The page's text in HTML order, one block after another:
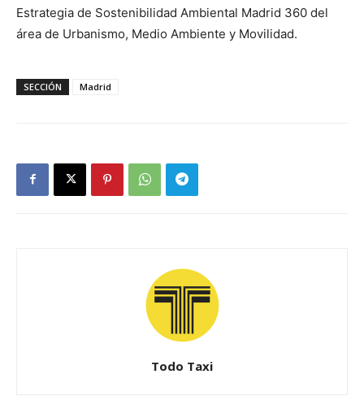
Estrategia de Sostenibilidad Ambiental Madrid 360 del
área de Urbanismo, Medio Ambiente y Movilidad.
SECCIÓN Madrid
Todo Taxi